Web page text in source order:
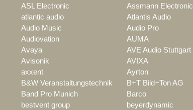
ASL Electronic
Assmann Electronic
atlantic audio
Atlantis Audio
Audio Music
Audio Pro
Audiovation
AUMA
Avaya
AVE Audio Stuttgart
Avisonik
AVIXA
axxent
Ayrton
B&W Veranstaltungstechnik
B+T Bild+Ton AG
Band Pro Munich
Barco
bestvent group
beyerdynamic